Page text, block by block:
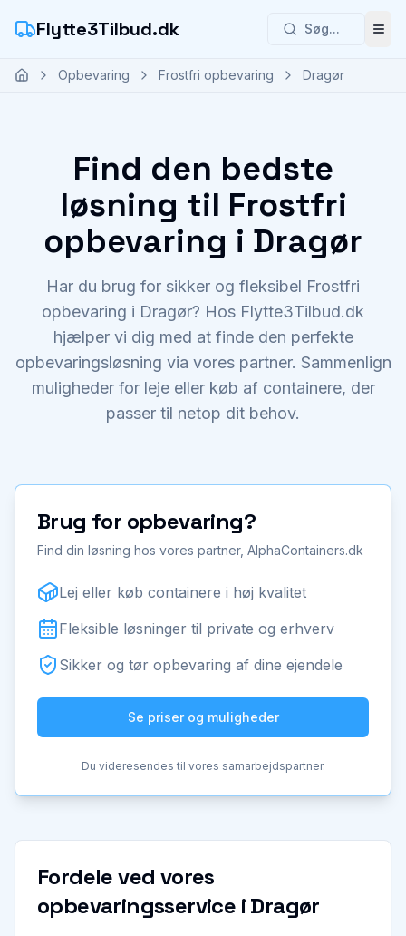
Flytte3Tilbud.dk Søg... Åbn
Opbevaring Frostfri opbevaring Dragør
Find den bedste
løsning til Frostfri
opbevaring i Dragør
Har du brug for sikker og fleksibel Frostfri
opbevaring i Dragør? Hos Flytte3Tilbud.dk
hjælper vi dig med at finde den perfekte
opbevaringsløsning via vores partner. Sammenlign
muligheder for leje eller køb af containere, der
passer til netop dit behov.
Brug for opbevaring?
Find din løsning hos vores partner, AlphaContainers.dk
Lej eller køb containere i høj kvalitet
Fleksible løsninger til private og erhverv
Sikker og tør opbevaring af dine ejendele
Se priser og muligheder
Du videresendes til vores samarbejdspartner.
Fordele ved vores
opbevaringsservice i Dragør